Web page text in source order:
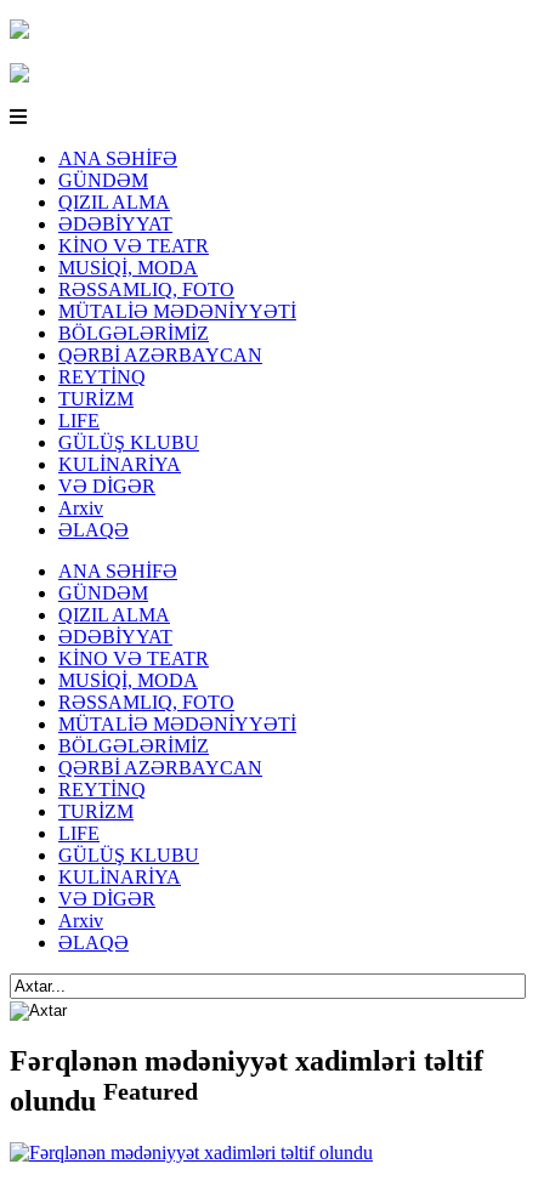
ANA SƏHİFƏ
GÜNDƏM
QIZIL ALMA
ƏDƏBİYYAT
KİNO VƏ TEATR
MUSİQİ, MODA
RƏSSAMLIQ, FOTO
MÜTALİƏ MƏDƏNİYYƏTİ
BÖLGƏLƏRİMİZ
QƏRBİ AZƏRBAYCAN
REYTİNQ
TURİZM
LIFE
GÜLÜŞ KLUBU
KULİNARİYA
VƏ DİGƏR
Arxiv
ƏLAQƏ
ANA SƏHİFƏ
GÜNDƏM
QIZIL ALMA
ƏDƏBİYYAT
KİNO VƏ TEATR
MUSİQİ, MODA
RƏSSAMLIQ, FOTO
MÜTALİƏ MƏDƏNİYYƏTİ
BÖLGƏLƏRİMİZ
QƏRBİ AZƏRBAYCAN
REYTİNQ
TURİZM
LIFE
GÜLÜŞ KLUBU
KULİNARİYA
VƏ DİGƏR
Arxiv
ƏLAQƏ
Fərqlənən mədəniyyət xadimləri təltif
olundu Featured